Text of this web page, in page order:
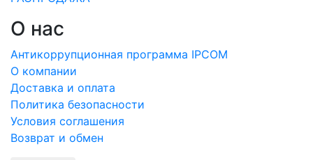
О нас
Антикоррупционная программа IPCOM
О компании
Доставка и оплата
Политика безопасности
Условия соглашения
Возврат и обмен